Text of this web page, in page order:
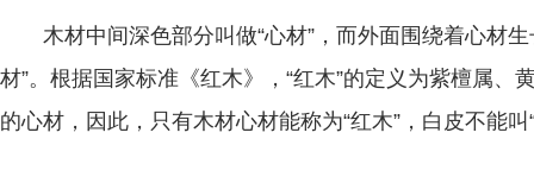
木材中间深色部分叫做“心材”，而外面围绕着心材生
材”。根据国家标准《红木》，“红木”的定义为紫檀属、
的心材，因此，只有木材心材能称为“红木”，白皮不能叫